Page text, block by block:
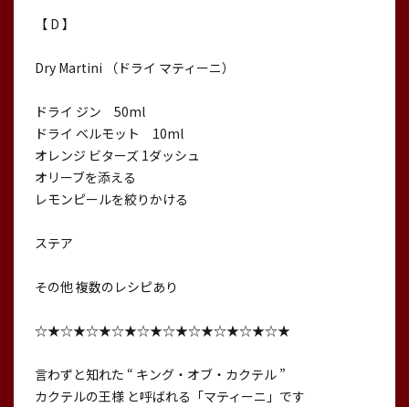
【 D 】
Dry Martini （ドライ マティーニ）
ドライ ジン 50ml
ドライ ベルモット 10ml
オレンジ ビターズ 1ダッシュ
オリーブを添える
レモンピールを絞りかける
ステア
その他 複数のレシピあり
☆★☆★☆★☆★☆★☆★☆★☆★☆★☆★
言わずと知れた “ キング・オブ・カクテル ”
カクテルの王様 と呼ばれる「マティーニ」です